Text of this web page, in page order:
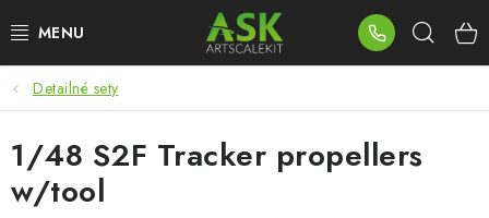
na
BLOG
SUMMER DAYS
WARHAMMER
Detailné sety
1/48 S2F Tracker propellers
w/tool